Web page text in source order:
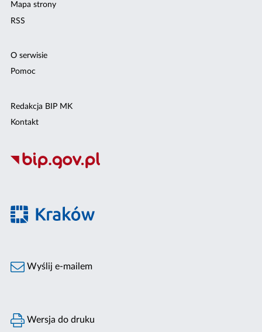
Mapa strony
RSS
O serwisie
Pomoc
Redakcja BIP MK
Kontakt
Wyślij e-mailem
Wersja do druku